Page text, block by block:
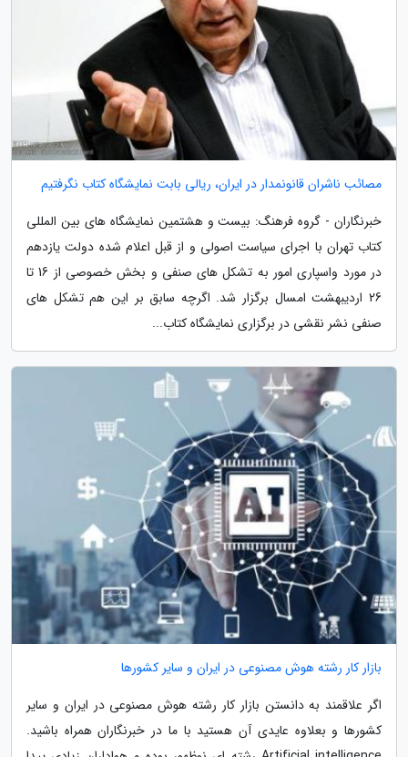
مصائب ناشران قانونمدار در ایران، ریالی بابت نمایشگاه کتاب نگرفتیم
خبرنگاران - گروه فرهنگ: بیست و هشتمین نمایشگاه های بین المللی
کتاب تهران با اجرای سیاست اصولی و از قبل اعلام شده دولت یازدهم
در مورد واسپاری امور به تشکل های صنفی و بخش خصوصی از 16 تا
26 اردیبهشت امسال برگزار شد. اگرچه سابق بر این هم تشکل های
صنفی نشر نقشی در برگزاری نمایشگاه کتاب...
بازار کار رشته هوش مصنوعی در ایران و سایر کشورها
اگر علاقمند به دانستن بازار کار رشته هوش مصنوعی در ایران و سایر
کشورها و بعلاوه عایدی آن هستید با ما در خبرنگاران همراه باشید.